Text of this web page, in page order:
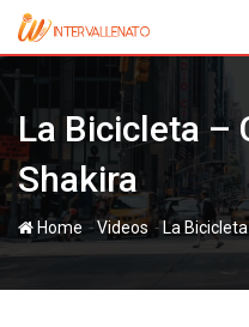
Skip
content
La Bicicleta –
Shakira
Home -Videos-La